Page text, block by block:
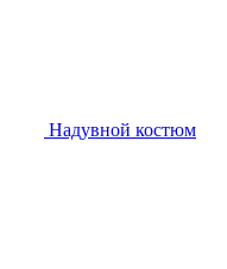
Надувной костюм